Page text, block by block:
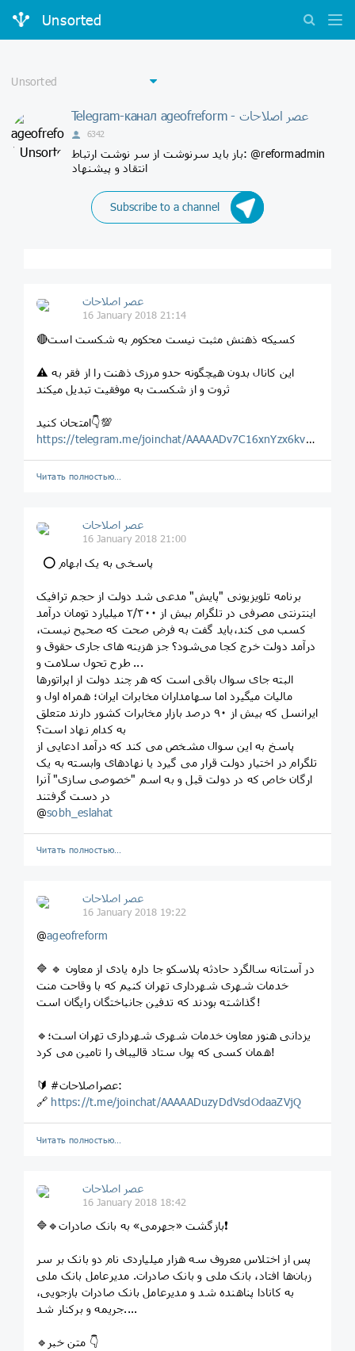
Unsorted
Telegram-канал ageofreform - عصر اصلاحات
6342
باز باید سرنوشت از سر نوشت ارتباط: @reformadmin
انتقاد و پیشنهاد
Subscribe to a channel
عصر اصلاحات
16 January 2018 21:14
🔴کسیکه ذهنش مثبت نیست محکوم به شکست است
⚠️ این کانال بدون هیچگونه حدو مرزی ذهنت را از فقر به
ثروت و از شکست به موفقیت تبدیل میکند
امتحان کنید👇💯
https://telegram.me/joinchat/AAAAADv7C16xnYzx6kvCxA
Читать полностью…
عصر اصلاحات
16 January 2018 21:00
‍ ‍⭕️️‍ پاسخی به یک ابهام
برنامه تلویزیونی "پایش" مدعی شد دولت از حجم ترافیک
اینترنتی مصرفی در تلگرام بیش از ۲/۳۰۰ میلیارد تومان درآمد
کسب می کند،باید گفت به فرض صحت که صحیح نیست،
درآمد دولت خرج کجا می‌شود؟ جز هزینه های جاری حقوق و
طرح تحول سلامت و ...
البته جای سوال باقی است که هر چند دولت از اپراتورها
مالیات میگیرد اما سهامداران مخابرات ایران؛ همراه اول و
ایرانسل که بیش از ۹۰ درصد بازار مخابرات کشور دارند متعلق
به کدام نهاد است؟
پاسخ به این سوال مشخص می کند که درآمد ادعایی از
تلگرام در اختیار دولت قرار می گیرد یا نهادهای وابسته به یک
ارگان خاص که در دولت قبل و به اسم "خصوصی سازی" آنرا
در دست گرفتند
@sobh_eslahat
Читать полностью…
عصر اصلاحات
16 January 2018 19:22
@ageofreform
🔷 🔹 در آستانه سالگرد حادثه پلاسكو جا داره يادی از معاون
خدمات شهری شهرداری تهران كنيم كه با وقاحت منت
گذاشته بودند كه تدفين جانباختگان رايگان است!
🔹يزدانی هنوز معاون خدمات شهری شهرداری تهران است؛
همان کسی که پول ستاد قالیباف را تامین می کرد!
🔰 #عصراصلاحات:
🔗 https://t.me/joinchat/AAAAADuzyDdVsdOdaaZVjQ
Читать полностью…
عصر اصلاحات
16 January 2018 18:42
🔷🔹بازگشت «جهرمی» به بانک صادرات❗️
پس از اختلاس معروف سه هزار میلیاردی نام دو بانک بر سر
زبان‌ها افتاد، بانک ملی و بانک صادرات. مدیرعامل بانک ملی
به کانادا پناهنده شد و مدیرعامل بانک صادرات بازجویی،
جریمه و برکنار شد....
🔹متن خبر 👇